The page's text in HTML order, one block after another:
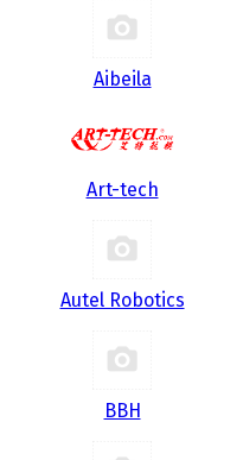
Aibeila
Art-tech
Autel Robotics
BBH